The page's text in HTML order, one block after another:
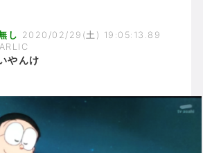
し 2020/02/29(土) 19:05:13.89
やんけ